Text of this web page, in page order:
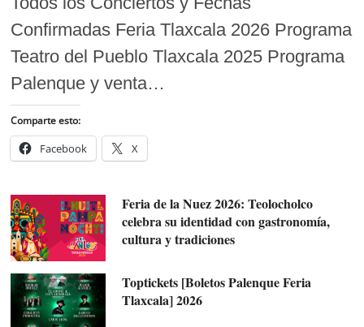
Confirmadas Feria Tlaxcala 2026 Programa
Teatro del Pueblo Tlaxcala 2025 Programa
Palenque y venta…
Comparte esto:
Facebook X
Feria de la Nuez 2026: Teolocholco
celebra su identidad con gastronomía,
cultura y tradiciones
Toptickets [Boletos Palenque Feria
Tlaxcala] 2026